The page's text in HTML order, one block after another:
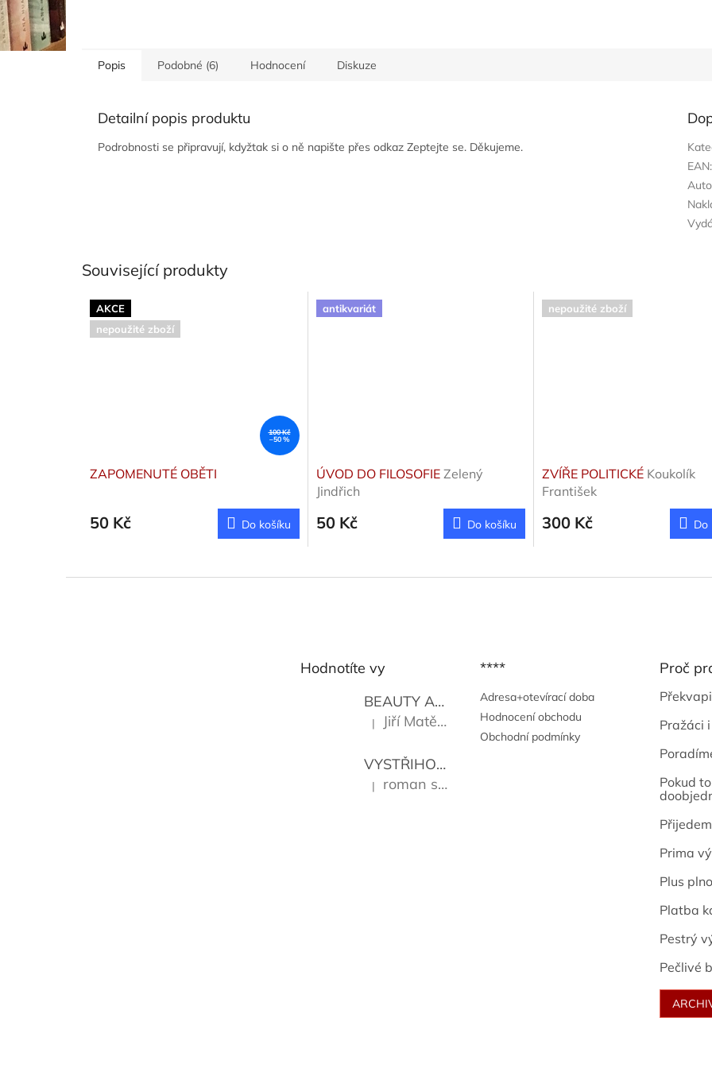
Popis Podobné (6) Hodnocení Diskuze
Detailní popis produktu
Podrobnosti se připravují, kdyžtak si o ně napište přes odkaz Zeptejte se. Děkujeme.
EAN:
Související produkty
AKCE
nepoužité zboží
100 Kč
–50 %
ZAPOMENUTÉ OBĚTI
50 Kč Do košíku
antikvariát
ÚVOD DO FILOSOFIE Zelený
Jindřich
50 Kč Do košíku
nepoužité zboží
ZVÍŘE POLITICKÉ Koukolík
František
300 Kč Do
Hodnotíte vy
BEAUTY AND THE BEAT
Go Go's
Hodnocení produktu je 5 z 5 hvězdiček.
| Jiří Matějů
VYSTŘIHOVÁNKY - PRAŽSKÉ PAMÁTKY Kropáček
Hodnocení produktu je 5 z 5 hvězdiček.
| roman sekanina
****
Adresa+otevírací doba
Hodnocení obchodu
Obchodní podmínky
Proč
Pražáci
Pokud
Prima
Plus
Platba
Pestrý
Pečlivé